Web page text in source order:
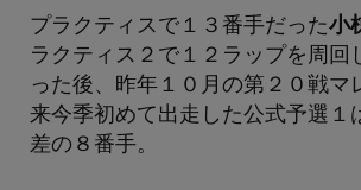
プラクティスで１３番手だった小
ラクティス２で１２ラップを周回
った後、昨年１０月の第２０戦マ
来今季初めて出走した公式予選１
差の８番手。